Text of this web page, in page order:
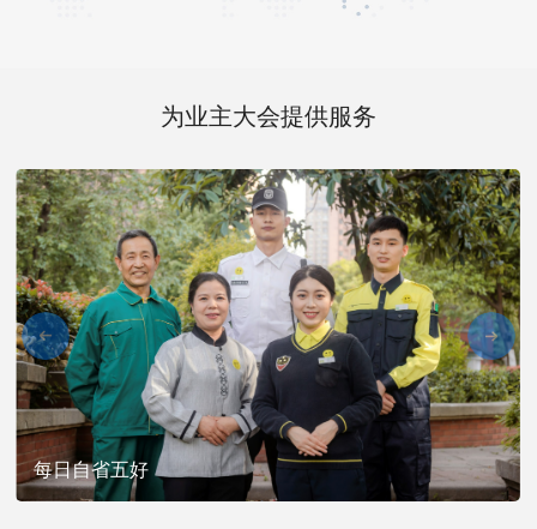
为业主大会提供服务
每日自省五好